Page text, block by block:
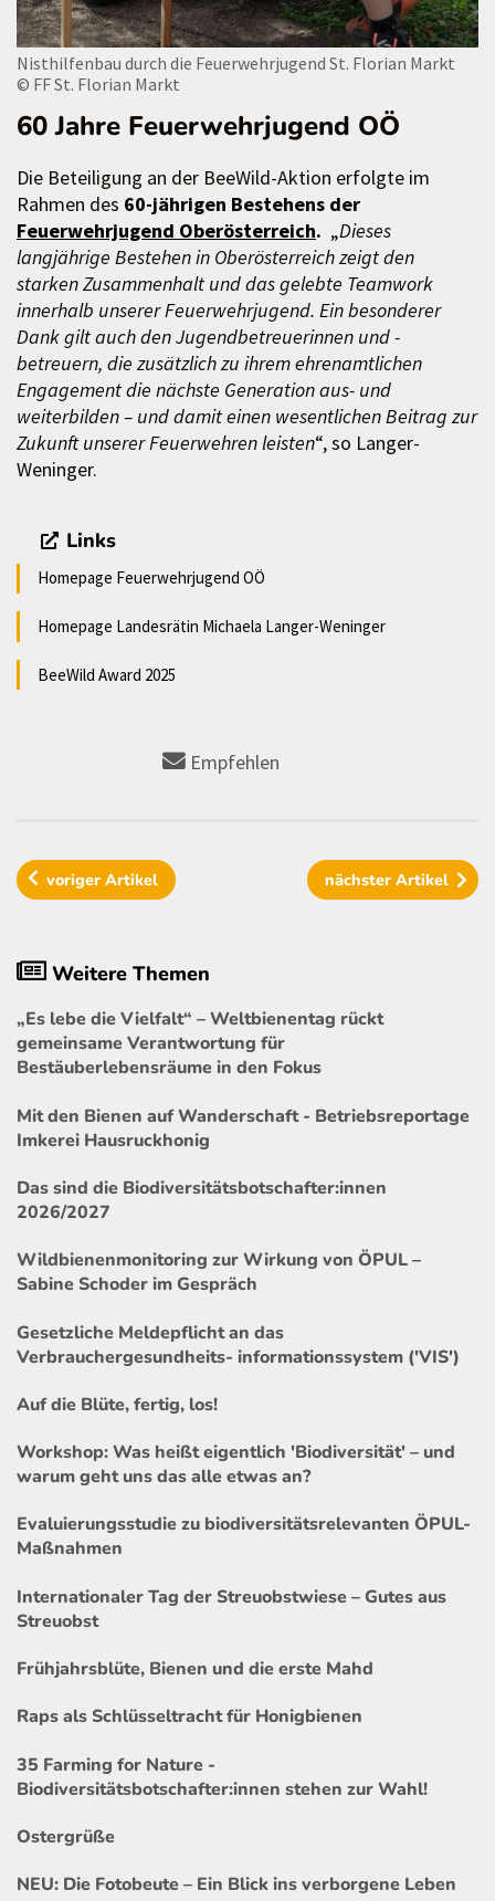
Nisthilfenbau durch die Feuerwehrjugend St. Florian Markt
© FF St. Florian Markt
60 Jahre Feuerwehrjugend OÖ
Die Beteiligung an der BeeWild-Aktion erfolgte im
Rahmen des 60-jährigen Bestehens der
Feuerwehrjugend Oberösterreich. „Dieses
langjährige Bestehen in Oberösterreich zeigt den
starken Zusammenhalt und das gelebte Teamwork
innerhalb unserer Feuerwehrjugend. Ein besonderer
Dank gilt auch den Jugendbetreuerinnen und -
betreuern, die zusätzlich zu ihrem ehrenamtlichen
Engagement die nächste Generation aus- und
weiterbilden – und damit einen wesentlichen Beitrag zur
Zukunft unserer Feuerwehren leisten“, so Langer-
Weninger.
Links
Homepage Feuerwehrjugend OÖ
Homepage Landesrätin Michaela Langer-Weninger
BeeWild Award 2025
Empfehlen
vorigerArtikel nächster Artikel
Weitere Themen
„Es lebe die Vielfalt“ – Weltbienentag rückt
gemeinsame Verantwortung für
Bestäuberlebensräume in den Fokus
Mit den Bienen auf Wanderschaft - Betriebsreportage
Imkerei Hausruckhonig
Das sind die Biodiversitätsbotschafter:innen
2026/2027
Wildbienenmonitoring zur Wirkung von ÖPUL –
Sabine Schoder im Gespräch
Gesetzliche Meldepflicht an das
Verbrauchergesundheits- informationssystem ('VIS')
Auf die Blüte, fertig, los!
Workshop: Was heißt eigentlich 'Biodiversität' – und
warum geht uns das alle etwas an?
Evaluierungsstudie zu biodiversitätsrelevanten ÖPUL-
Maßnahmen
Internationaler Tag der Streuobstwiese – Gutes aus
Streuobst
Frühjahrsblüte, Bienen und die erste Mahd
Raps als Schlüsseltracht für Honigbienen
35 Farming for Nature -
Biodiversitätsbotschafter:innen stehen zur Wahl!
Ostergrüße
NEU: Die Fotobeute – Ein Blick ins verborgene Leben